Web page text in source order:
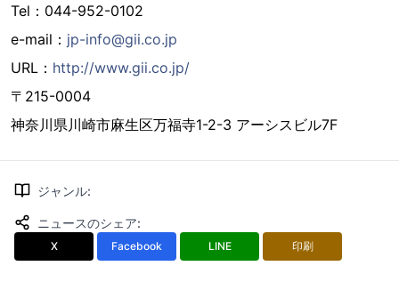
Tel：044-952-0102
e-mail： jp-info@gii.co.jp
URL： http://www.gii.co.jp/
〒215-0004
神奈川県川崎市麻生区万福寺1-2-3 アーシスビル7F
ジャンル:
ニュースのシェア:
X Facebook LINE 印刷